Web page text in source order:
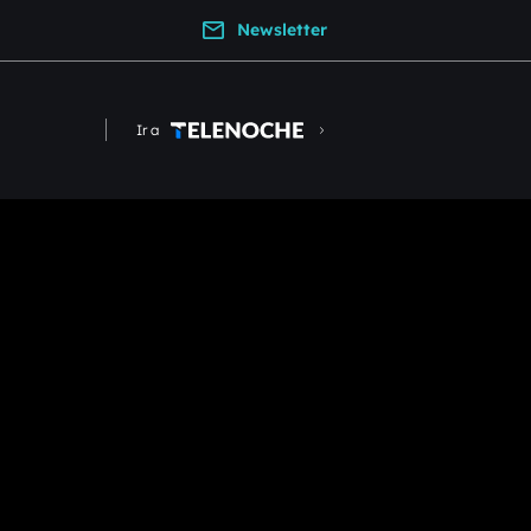
Newsletter
Ir a